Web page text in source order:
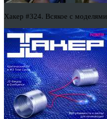
Хакер #324. Всякое с моделями